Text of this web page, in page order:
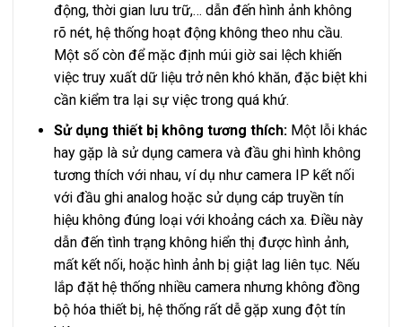
động, thời gian lưu trữ,… dẫn đến hình ảnh không
rõ nét, hệ thống hoạt động không theo nhu cầu.
Một số còn để mặc định múi giờ sai lệch khiến
việc truy xuất dữ liệu trở nên khó khăn, đặc biệt khi
cần kiểm tra lại sự việc trong quá khứ.
Sử dụng thiết bị không tương thích:Một lỗi khác
hay gặp là sử dụng camera và đầu ghi hình không
tương thích với nhau, ví dụ như camera IP kết nối
với đầu ghi analog hoặc sử dụng cáp truyền tín
hiệu không đúng loại với khoảng cách xa. Điều này
dẫn đến tình trạng không hiển thị được hình ảnh,
mất kết nối, hoặc hình ảnh bị giật lag liên tục. Nếu
lắp đặt hệ thống nhiều camera nhưng không đồng
bộ hóa thiết bị, hệ thống rất dễ gặp xung đột tín